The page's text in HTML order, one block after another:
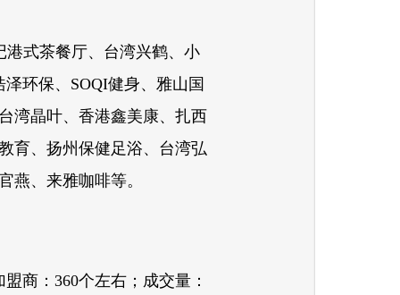
式茶餐厅、台湾兴鹤、小
环保、SOQI健身、雅山国
湾晶叶、香港鑫美康、扎西
育、扬州保健足浴、台湾弘
燕、来雅咖啡等。
商：360个左右；成交量：